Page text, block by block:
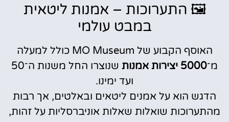
🖼️ התערוכות – אמנות ליטאית
במבט עולמי
האוסף הקבוע של MO Museum כולל למעלה
מ־5000 יצירות אמנות
שנוצרו החל משנות ה־50
ועד ימינו.
הדגש הוא על אמנים ליטאים ובאלטים, אך רבות
מהתערוכות שואלות שאלות אוניברסליות על זהות,